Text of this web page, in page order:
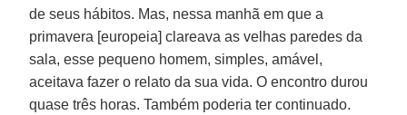
de seus hábitos. Mas, nessa manhã em que a
primavera [europeia] clareava as velhas paredes da
sala, esse pequeno homem, simples, amável,
aceitava fazer o relato da sua vida. O encontro durou
quase três horas. Também poderia ter continuado.